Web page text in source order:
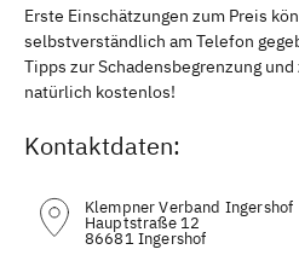
Erste Einschätzungen zum Preis
selbstverständlich am Telefon
Tipps zur Schadensbegrenzung
natürlich kostenlos!
Kontaktdaten:
Klempner Verband Ingershof
Hauptstraße 12
86681 Ingershof